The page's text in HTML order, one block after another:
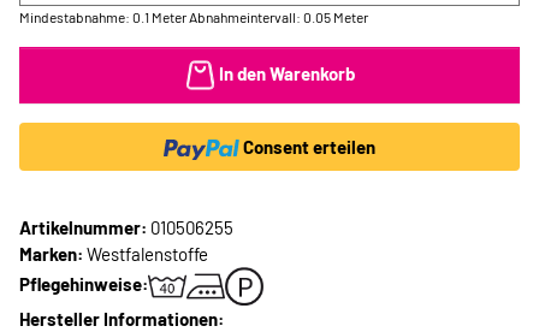
Mindestabnahme: 0.1 Meter Abnahmeintervall: 0.05 Meter
In den Warenkorb
Consent erteilen
Artikelnummer: 010506255
Marken: Westfalenstoffe
Pflegehinweise:
Hersteller Informationen: